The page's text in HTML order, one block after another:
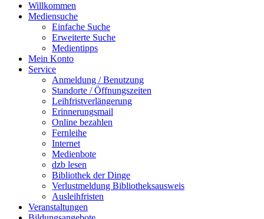
Willkommen
Mediensuche
Einfache Suche
Erweiterte Suche
Medientipps
Mein Konto
Service
Anmeldung / Benutzung
Standorte / Öffnungszeiten
Leihfristverlängerung
Erinnerungsmail
Online bezahlen
Fernleihe
Internet
Medienbote
dzb lesen
Bibliothek der Dinge
Verlustmeldung Bibliotheksausweis
Ausleihfristen
Veranstaltungen